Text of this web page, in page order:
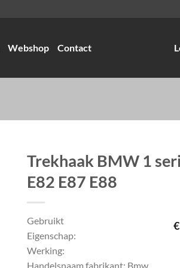
Webshop Contact
Trekhaak BMW 1
E82 E87 E88
€
Gebruikt
Eigenschap:
Werking:
Handelsnaam fabrikant: Bmw